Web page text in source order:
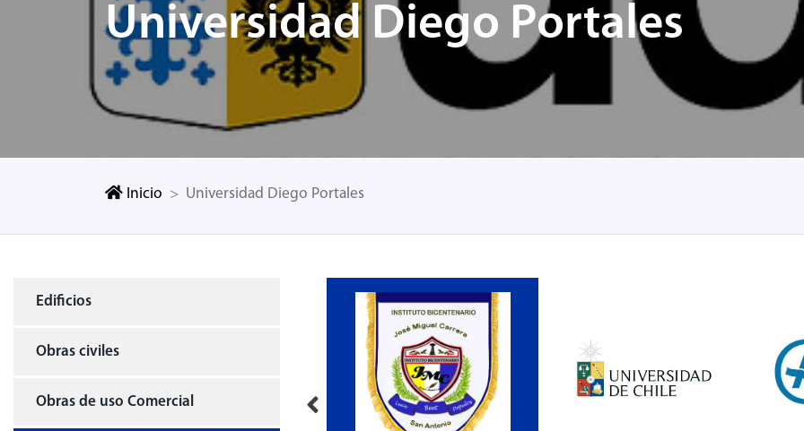
Universidad Diego Portales
Inicio Universidad Diego Portales
Edificios
Obras civiles
Obras de uso Comercial